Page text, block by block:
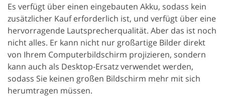
Es verfügt über einen eingebauten Akku, sodass kein
zusätzlicher Kauf erforderlich ist, und verfügt über eine
hervorragende Lautsprecherqualität. Aber das ist noch
nicht alles. Er kann nicht nur großartige Bilder direkt
von Ihrem Computerbildschirm projizieren, sondern
kann auch als Desktop-Ersatz verwendet werden,
sodass Sie keinen großen Bildschirm mehr mit sich
herumtragen müssen.